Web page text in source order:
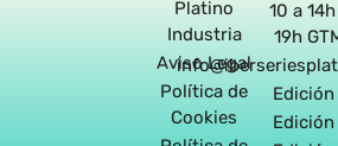
Platino
Industria
Aviso Legal
Política de
Cookies
10 a
19h